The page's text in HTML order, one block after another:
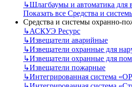
↳Шлагбаумы и автоматика для
Показать все Средства и
Средства и системы охранно-
↳АСКУЭ Ресурс
↳Извещатели аварийные
↳Извещатели охранные для
↳Извещатели охранные для
↳Извещатели пожарные
↳Интегрированная система